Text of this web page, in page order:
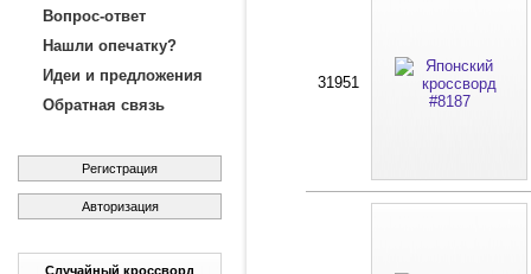
Вопрос-ответ
Нашли опечатку?
Идеи и предложения
Обратная связь
Регистрация
Авторизация
Случайный кроссворд
31951